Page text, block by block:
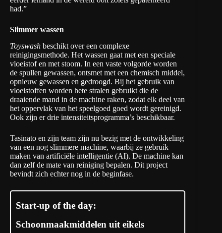
had.”
Slimmer wassen
Toyswash beschikt over een complexe
reinigingsmethode. Het wassen gaat met een speciale
vloeistof en met stoom. In een vaste volgorde worden
de spullen gewassen, ontsmet met een chemisch middel,
opnieuw gewassen en gedroogd. Bij het gebruik van
vloeistoffen worden hete stralen gebruikt die de
draaiende mand in de machine raken, zodat elk deel van
het oppervlak van het speelgoed goed wordt gereinigd.
Ook zijn er drie intensiteitsprogramma’s beschikbaar.
Tasinato en zijn team zijn nu bezig met de ontwikkeling
van een nog slimmere machine, waarbij ze gebruik
maken van artificiële intelligentie (AI). De machine kan
dan zelf de mate van reiniging bepalen. Dit project
bevindt zich echter nog in de beginfase.
Start-up of the day:
Schoonmaakmiddelen uit eikels